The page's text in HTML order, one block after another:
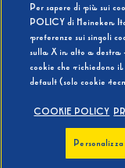
Per sapere di più sui
POLICY di Heineken
preferenze sui singoli
sulla X in alto a destra
cookie che richiedono il
default (solo cookie
COOKIE POLICY